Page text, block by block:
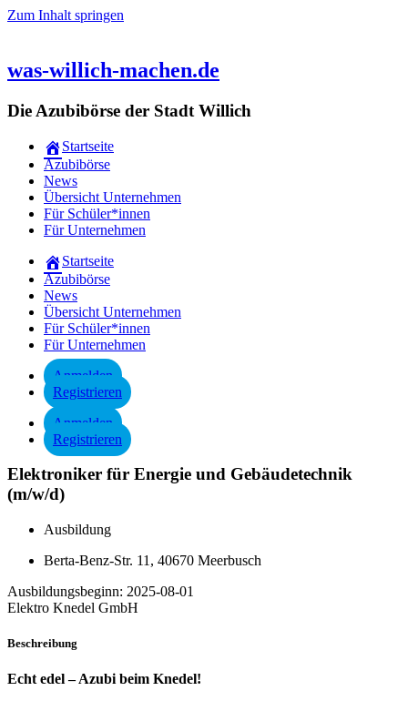
Zum Inhalt springen
was-willich-machen.de
Die Azubibörse der Stadt Willich
Startseite
Azubibörse
News
Übersicht Unternehmen
Für Schüler*innen
Für Unternehmen
Startseite
Azubibörse
News
Übersicht Unternehmen
Für Schüler*innen
Für Unternehmen
Anmelden
Registrieren
Anmelden
Registrieren
Elektroniker für Energie und Gebäudetechnik
(m/w/d)
Ausbildung
Berta-Benz-Str. 11, 40670 Meerbusch
Ausbildungsbeginn: 2025-08-01
Elektro Knedel GmbH
Beschreibung
Echt edel – Azubi beim Knedel!